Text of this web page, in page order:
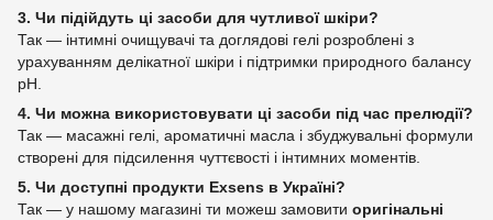
3. Чи підійдуть ці засоби для чутливої шкіри?
Так — інтимні очищувачі та доглядові гелі розроблені з
урахуванням делікатної шкіри і підтримки природного балансу
pH.
4. Чи можна використовувати ці засоби під час прелюдії?
Так — масажні гелі, ароматичні масла і збуджувальні формули
створені для підсилення чуттєвості і інтимних моментів.
5. Чи доступні продукти Exsens в Україні?
Так — у нашому магазині ти можеш замовити оригінальні